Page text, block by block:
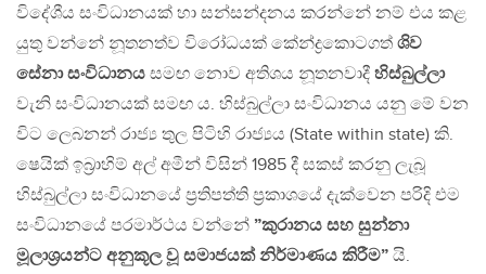
විදේශීය සංවිධානයක් හා සන්සන්දනය කරන්නේ නම් එය කළ
යුතු වන්නේ නූතනත්ව විරෝධයක් කේන්ද්‍රකොටගත් ශිව
සේනා සංවිධානය සමඟ නොව අතිශය නූතනවාදී හිස්බුල්ලා
වැනි සංවිධානයක් සමඟ ය. හිස්බුල්ලා සංවිධානය යනු මේ වන
විට ලෙබනන් රාජ්‍ය තුල පිටිහි රාජ්‍යය (State within state) කි.
ෂෙයික් ඉබ‍්‍රාහිම් අල් අමීන් විසින් 1985 දී සකස් කරනු ලැබූ
හිස්බුල්ලා සංවිධානයේ ප‍්‍රතිපත්ති ප‍්‍රකාශයේ දැක්වෙන පරිදි එම
සංවිධානයේ පරමාර්ථය වන්නේ ”කුරානය සහ සුන්නා
මූලාශ‍්‍රයන්ට අනුකූල වූ සමාජයක් නිර්මාණය කිරීම” යි.